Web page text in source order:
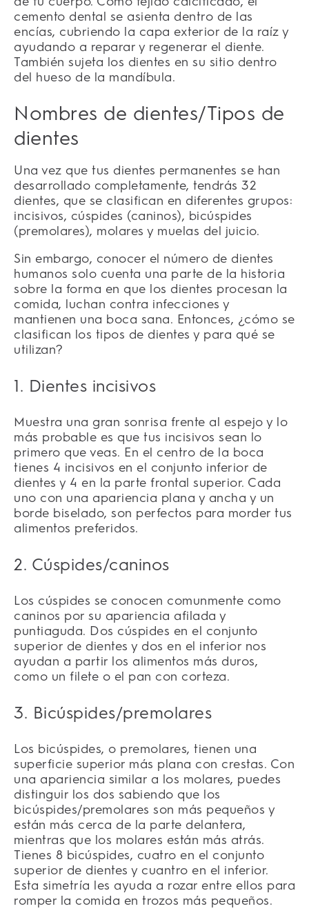
cemento dental se asienta dentro de las
encías, cubriendo la capa exterior de la raíz y
ayudando a reparar y regenerar el diente.
También sujeta los dientes en su sitio dentro
del hueso de la mandíbula.
Nombres de dientes/Tipos de
dientes
Una vez que tus dientes permanentes se han
desarrollado completamente, tendrás 32
dientes, que se clasifican en diferentes grupos:
incisivos, cúspides (caninos), bicúspides
(premolares), molares y muelas del juicio.
Sin embargo, conocer el número de dientes
humanos solo cuenta una parte de la historia
sobre la forma en que los dientes procesan la
comida, luchan contra infecciones y
mantienen una boca sana. Entonces, ¿cómo se
clasifican los tipos de dientes y para qué se
utilizan?
1. Dientes incisivos
Muestra una gran sonrisa frente al espejo y lo
más probable es que tus incisivos sean lo
primero que veas. En el centro de la boca
tienes 4 incisivos en el conjunto inferior de
dientes y 4 en la parte frontal superior. Cada
uno con una apariencia plana y ancha y un
borde biselado, son perfectos para morder tus
alimentos preferidos.
2. Cúspides/caninos
Los cúspides se conocen comunmente como
caninos por su apariencia afilada y
puntiaguda. Dos cúspides en el conjunto
superior de dientes y dos en el inferior nos
ayudan a partir los alimentos más duros,
como un filete o el pan con corteza.
3. Bicúspides/premolares
Los bicúspides, o premolares, tienen una
superficie superior más plana con crestas. Con
una apariencia similar a los molares, puedes
distinguir los dos sabiendo que los
bicúspides/premolares son más pequeños y
están más cerca de la parte delantera,
mientras que los molares están más atrás.
Tienes 8 bicúspides, cuatro en el conjunto
superior de dientes y cuantro en el inferior.
Esta simetría les ayuda a rozar entre ellos para
romper la comida en trozos más pequeños.